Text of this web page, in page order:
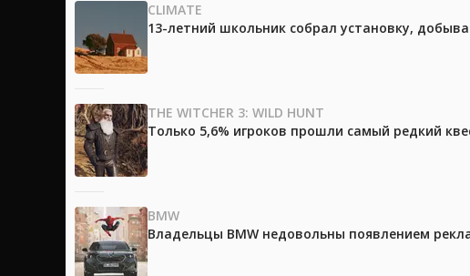
CLIMATE
13-летний школьник собрал установку,
THE WITCHER 3: WILD HUNT
Только 5,6% игроков прошли самый редкий
BMW
Владельцы BMW недовольны появлением